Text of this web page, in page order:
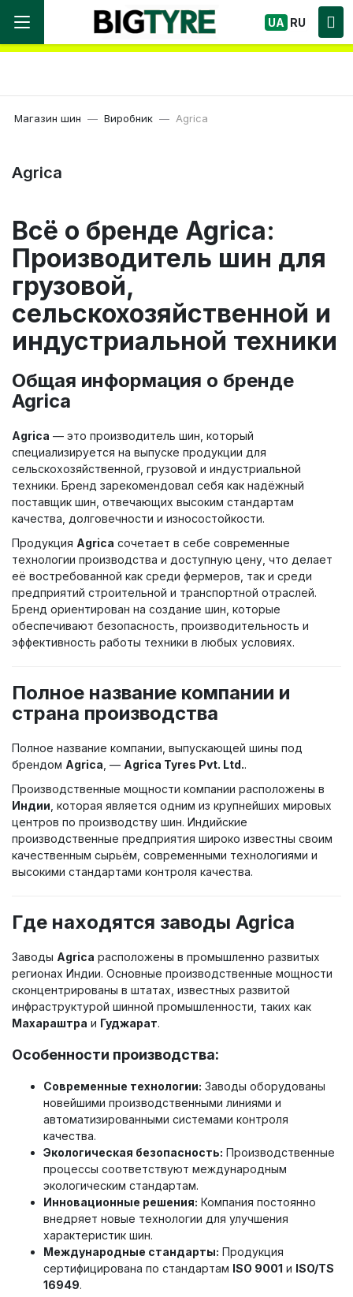
Ми працюємо! Великий вибір Шин, швидка
доставка по Україні!
UA RU
Магазин шин Виробник Agrica
Agrica
Всё о бренде Agrica:
Производитель шин для
грузовой,
сельскохозяйственной и
индустриальной техники
Общая информация о бренде
Agrica
Agrica — это производитель шин, который
специализируется на выпуске продукции для
сельскохозяйственной, грузовой и индустриальной
техники. Бренд зарекомендовал себя как надёжный
поставщик шин, отвечающих высоким стандартам
качества, долговечности и износостойкости.
Продукция Agrica сочетает в себе современные
технологии производства и доступную цену, что делает
её востребованной как среди фермеров, так и среди
предприятий строительной и транспортной отраслей.
Бренд ориентирован на создание шин, которые
обеспечивают безопасность, производительность и
эффективность работы техники в любых условиях.
Полное название компании и
страна производства
Полное название компании, выпускающей шины под
брендом Agrica , — Agrica Tyres Pvt. Ltd..
Производственные мощности компании расположены в
Индии , которая является одним из крупнейших мировых
центров по производству шин. Индийские
производственные предприятия широко известны своим
качественным сырьём, современными технологиями и
высокими стандартами контроля качества.
Где находятся заводы Agrica
Заводы Agrica расположены в промышленно развитых
регионах Индии. Основные производственные мощности
сконцентрированы в штатах, известных развитой
инфраструктурой шинной промышленности, таких как
Махараштра и Гуджарат.
Особенности производства:
Современные технологии: Заводы оборудованы
новейшими производственными линиями и
автоматизированными системами контроля
качества.
Экологическая безопасность: Производственные
процессы соответствуют международным
экологическим стандартам.
Инновационные решения: Компания постоянно
внедряет новые технологии для улучшения
характеристик шин.
Международные стандарты: Продукция
сертифицирована по стандартам ISO 9001 и ISO/TS
16949.